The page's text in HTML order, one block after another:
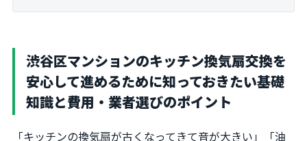
渋谷区マンションのキッチン換気扇交換を
安心して進めるために知っておきたい基礎
知識と費用・業者選びのポイント
「キッチンの換気扇が古くなってきて音が大きい」「油